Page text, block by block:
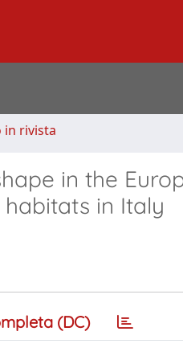
in rivista
in the
in Italy
(DC)